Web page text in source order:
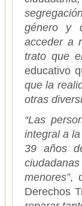
género y
acceder a
trato que
educativo
que la
otras
“Las
integral a
39 años
menores”,
Derechos